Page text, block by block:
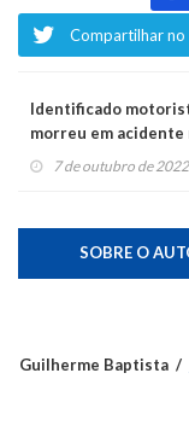
Compartilhar
Identificado
morreu em acidente
no interior de Barão
7 de outubro de 2022
SOBRE O
Guilherme Baptista